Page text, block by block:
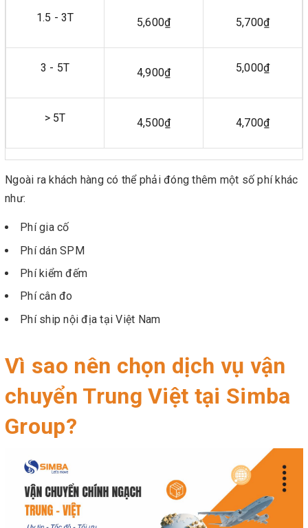
1.5 - 3T 5,600₫ 5,700₫
3 - 5T 4,900₫ 5,000₫
> 5T 4,500₫ 4,700₫
Ngoài ra khách hàng có thể phải đóng thêm một số phí khác
như:
Phí gia cố
Phí dán SPM
Phí kiểm đếm
Phí cân đo
Phí ship nội địa tại Việt Nam
Vì sao nên chọn dịch vụ vận
chuyển Trung Việt tại Simba
Group?